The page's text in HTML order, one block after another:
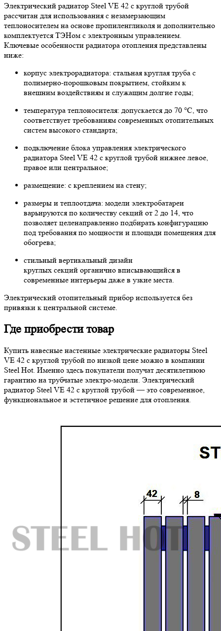
Электрический радиатор Steel VE 42 с круглой трубой
рассчитан для использования с незамерзающим
теплоносителем на основе пропиленгликоля и дополнительно
комплектуется ТЭНом с электронным управлением.
Ключевые особенности радиатора отопления представлены
ниже:
корпус электрорадиатора: стальная круглая труба с
полимерно-порошковым покрытием, стойким к
внешним воздействиям и служащим долгие годы;
температура теплоносителя: допускается до 70 °C, что
соответствует требованиям современных отопительных
систем высокого стандарта;
подключение блока управления электрического
радиатора Steel VE 42 с круглой трубой нижнее левое,
правое или центральное;
размещение: с креплением на стену;
размеры и теплоотдача: модели электробатареи
варьируются по количеству секций от 2 до 14, что
позволяет целенаправленно подбирать конфигурацию
под требования по мощности и площади помещения для
обогрева;
стильный вертикальный дизайн
круглых секций органично вписывающийся в
современные интерьеры даже в узкие места.
Электрический отопительный прибор используется без
привязки к центральной системе.
Где приобрести товар
Купить навесные настенные электрические радиаторы Steel
VE 42 с круглой трубой по низкой цене можно в компании
Steel Hot. Именно здесь покупатели получат десятилетнюю
гарантию на трубчатые электро-модели. Электрический
радиатор Steel VE 42 с круглой трубой — это современное,
функциональное и эстетичное решение для отопления.